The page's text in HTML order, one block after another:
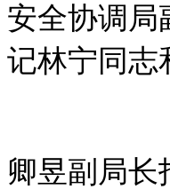
安全协调局
记林宁同志
卿昱副局长